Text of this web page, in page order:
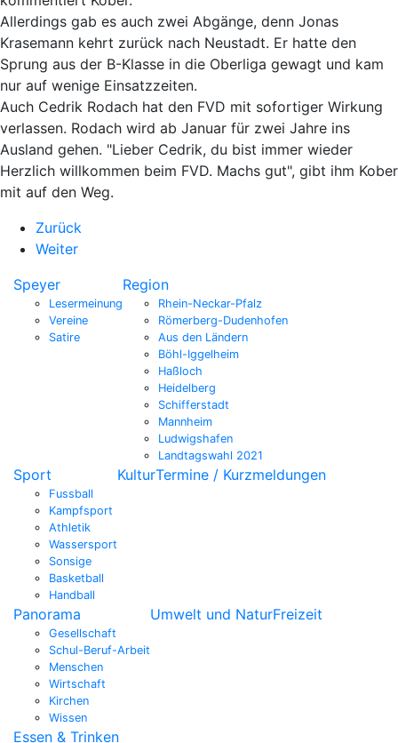
Allerdings gab es auch zwei Abgänge, denn Jonas
Krasemann kehrt zurück nach Neustadt. Er hatte den
Sprung aus der B-Klasse in die Oberliga gewagt und kam
nur auf wenige Einsatzzeiten.
Auch Cedrik Rodach hat den FVD mit sofortiger Wirkung
verlassen. Rodach wird ab Januar für zwei Jahre ins
Ausland gehen. "Lieber Cedrik, du bist immer wieder
Herzlich willkommen beim FVD. Machs gut", gibt ihm Kober
mit auf den Weg.
Zurück
Weiter
Speyer
Lesermeinung
Vereine
Satire
Region
Rhein-Neckar-Pfalz
Römerberg-Dudenhofen
Aus den Ländern
Böhl-Iggelheim
Haßloch
Heidelberg
Schifferstadt
Mannheim
Ludwigshafen
Landtagswahl 2021
Sport
Fussball
Kampfsport
Athletik
Wassersport
Sonsige
Basketball
Handball
KulturTermine / Kurzmeldungen
Panorama
Gesellschaft
Schul-Beruf-Arbeit
Menschen
Wirtschaft
Kirchen
Wissen
Umwelt und NaturFreizeit
Essen & Trinken